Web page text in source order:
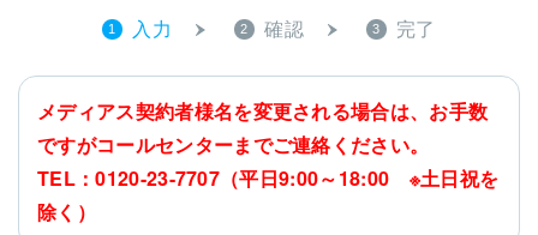
1 入力 2 確認 3 完了
メディアス契約者様名を変更される場合は、お手数
ですがコールセンターまでご連絡ください。
TEL：0120-23-7707（平日9:00～18:00 ※土日祝を
除く）